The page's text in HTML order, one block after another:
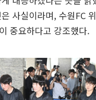
사실이라며, 수원FC
중요하다고 강조했다.